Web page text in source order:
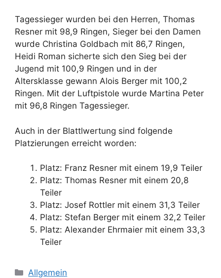
Tagessieger wurden bei den Herren, Thomas
Resner mit 98,9 Ringen, Sieger bei den Damen
wurde Christina Goldbach mit 86,7 Ringen,
Heidi Roman sicherte sich den Sieg bei der
Jugend mit 100,9 Ringen und in der
Altersklasse gewann Alois Berger mit 100,2
Ringen. Mit der Luftpistole wurde Martina Peter
mit 96,8 Ringen Tagessieger.
Auch in der Blattlwertung sind folgende
Platzierungen erreicht worden:
Platz: Franz Resner mit einem 19,9 Teiler
Platz: Thomas Resner mit einem 20,8
Teiler
Platz: Josef Rottler mit einem 31,3 Teiler
Platz: Stefan Berger mit einem 32,2 Teiler
Platz: Alexander Ehrmaier mit einem 33,3
Teiler
Kategorien
Allgemein